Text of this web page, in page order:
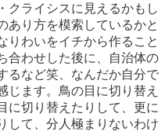
クライシスに見えるかもし
あり方を模索しているかと
りわいをイチから作ること
合わせした後に、自治体の
るなど笑、なんだか自分で
じます。鳥の目に切り替え
に切り替えたりして、更に
して、分人極まりないわけ